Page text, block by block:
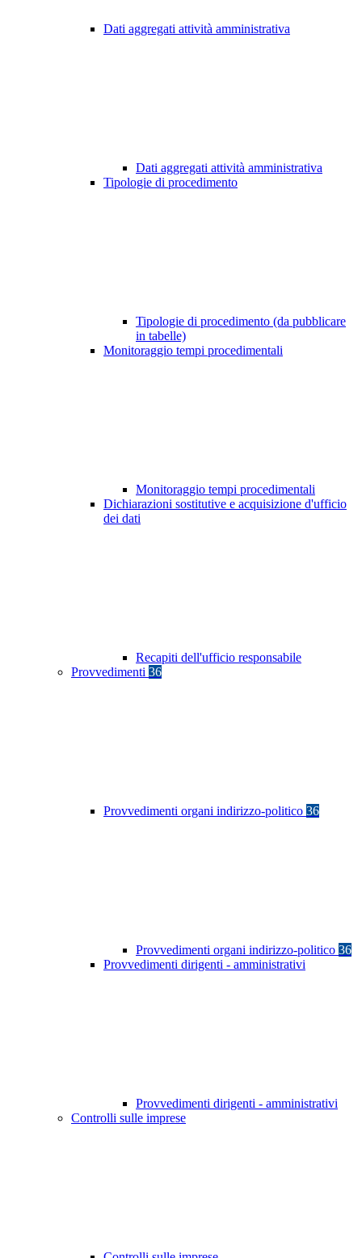
Dati aggregati attività amministrativa
Dati aggregati attività amministrativa
Tipologie di procedimento
Tipologie di procedimento (da pubblicare
in tabelle)
Monitoraggio tempi procedimentali
Monitoraggio tempi procedimentali
Dichiarazioni sostitutive e acquisizione d'ufficio
dei dati
Recapiti dell'ufficio responsabile
Provvedimenti 36
Provvedimenti organi indirizzo-politico 36
Provvedimenti organi indirizzo-politico 36
Provvedimenti dirigenti - amministrativi
Provvedimenti dirigenti - amministrativi
Controlli sulle imprese